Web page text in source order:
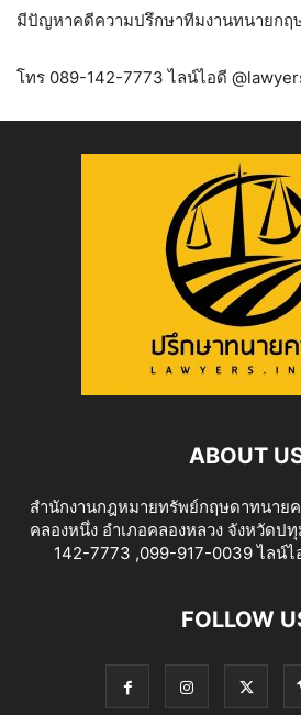
มีปัญหาคดีความปรึกษาทีมงานทนายกฤ
โทร 089-142-7773 ไลน์ไอดี
ABOUT
สำนักงานกฎหมายทรัพย์กฤษดาทนาย
คลองหนึ่ง อำเภอคลองหลวง จังหวัดป
142-7773 ,099-917-0039 ไลน์ไ
FOLLOW